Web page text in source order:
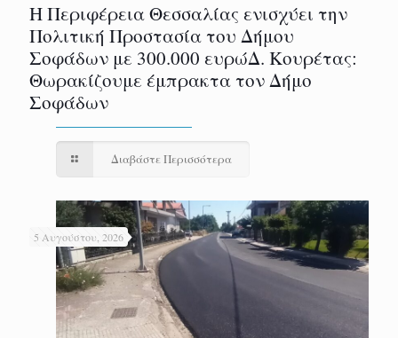
Η Περιφέρεια Θεσσαλίας ενισχύει την
Πολιτική Προστασία του Δήμου
Σοφάδων με 300.000 ευρώΔ. Κουρέτας:
Θωρακίζουμε έμπρακτα τον Δήμο
Σοφάδων
Διαβάστε Περισσότερα
5 Αυγούστου, 2026